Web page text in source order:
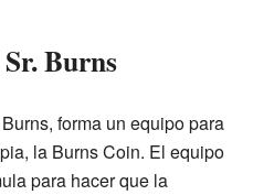
Burns
forma un equipo para
la Burns Coin. El equipo
para hacer que la